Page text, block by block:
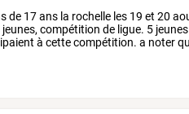
de 17ans la rochelle les 19 et 20
jeunes, compétition de ligue. 5 jeunes
à cettecompétition. a noter